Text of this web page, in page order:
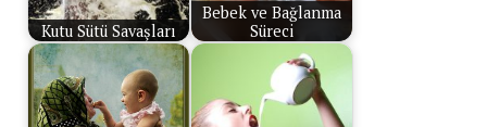
Kutu Sütü Savaşları
Bebek ve Bağlanma
Süreci